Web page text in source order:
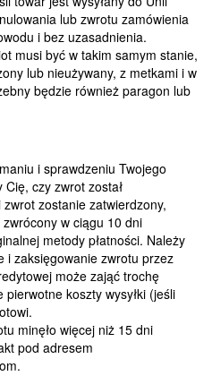
lub zwrotu zamówienia
i bez uzasadnienia.
musi być w takim samym stanie,
lub nieużywany, z metkami i w
będzie również paragon lub
i sprawdzeniu Twojego
czy zwrot został
zostanie zatwierdzony,
w ciągu 10 dni
metody płatności. Należy
i zaksięgowanie zwrotu przez
może zająć trochę
koszty wysyłki (jeśli
minęło więcej niż 15 dni
pod adresem